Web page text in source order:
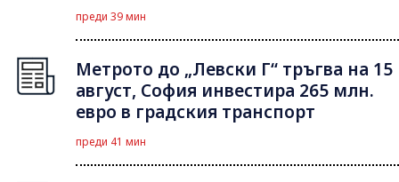
преди 39 мин
Метрото до „Левски Г“ тръгва на 15
август, София инвестира 265 млн.
евро в градския транспорт
преди 41 мин